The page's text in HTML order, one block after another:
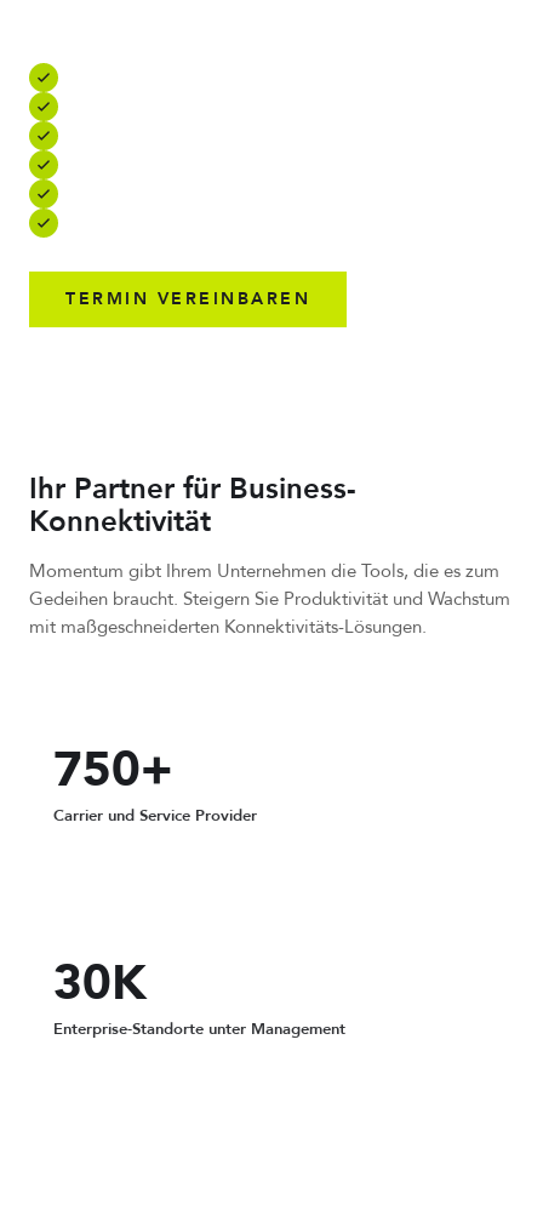
TERMIN VEREINBAREN
Ihr Partner für Business-
Konnektivität
Momentum gibt Ihrem Unternehmen die Tools, die es zum
Gedeihen braucht. Steigern Sie Produktivität und Wachstum
mit maßgeschneiderten Konnektivitäts-Lösungen.
750+
Carrier und Service Provider
30K
Enterprise-Standorte unter Management